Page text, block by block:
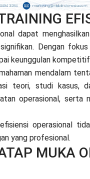
dapat
Dengan
keunggulan
mendalam
teori, studi kasus,
operasional, serta
operasional
yang profesional.
MUKA